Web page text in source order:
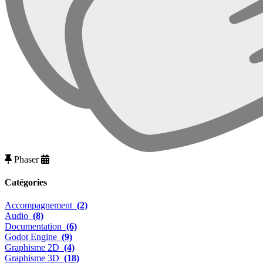
Phaser
Catégories
Accompagnement (2)
Audio (8)
Documentation (6)
Godot Engine (9)
Graphisme 2D (4)
Graphisme 3D (18)